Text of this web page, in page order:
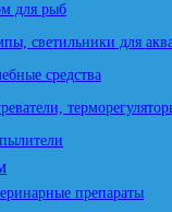
для рыб
светильники для
средства
препараты